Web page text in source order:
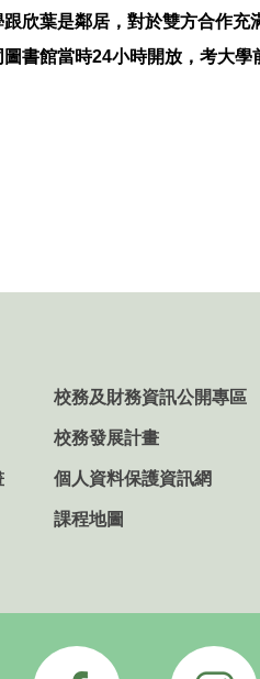
欣葉是鄰居，對於雙方合作
圖書館當時24小時開放，考大
校務及財務資訊公開專區
校務發展計畫
個人資料保護資訊網
課程地圖